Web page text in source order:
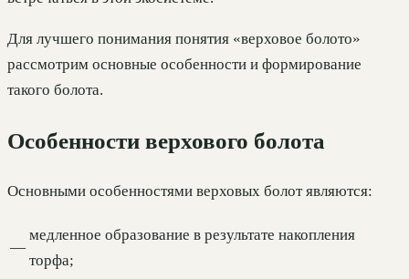
Для лучшего понимания понятия «верховое болото»
рассмотрим основные особенности и формирование
такого болота.
Особенности верхового болота
Основными особенностями верховых болот являются:
—
медленное образование в результате накопления
торфа;